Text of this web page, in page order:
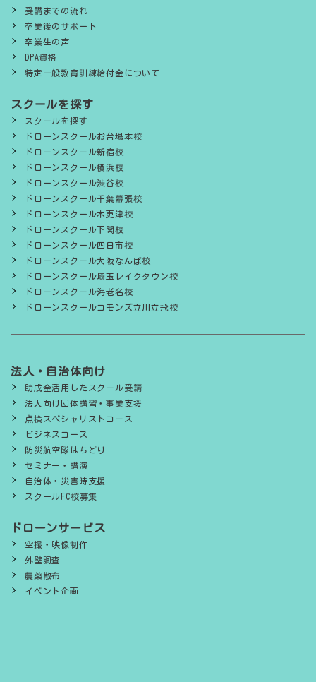
受講までの流れ
卒業後のサポート
卒業生の声
DPA資格
特定一般教育訓練給付金について
スクールを探す
スクールを探す
ドローンスクールお台場本校
ドローンスクール新宿校
ドローンスクール横浜校
ドローンスクール渋谷校
ドローンスクール千葉幕張校
ドローンスクール木更津校
ドローンスクール下関校
ドローンスクール四日市校
ドローンスクール大阪なんば校
ドローンスクール埼玉レイクタウン校
ドローンスクール海老名校
ドローンスクールコモンズ立川立飛校
法人・自治体向け
助成金活用したスクール受講
法人向け団体講習・事業支援
点検スペシャリストコース
ビジネスコース
防災航空隊はちどり
セミナー・講演
自治体・災害時支援
スクールFC校募集
ドローンサービス
空撮・映像制作
外壁調査
農薬散布
イベント企画